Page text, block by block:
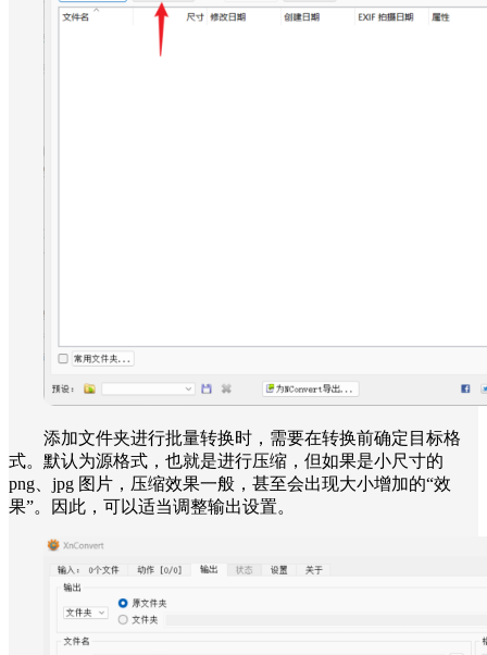
添加文件夹进行批量转换时，需要在转换前确定目标格
式。默认为源格式，也就是进行压缩，但如果是小尺寸的
png、jpg 图片，压缩效果一般，甚至会出现大小增加的“效
果”。因此，可以适当调整输出设置。